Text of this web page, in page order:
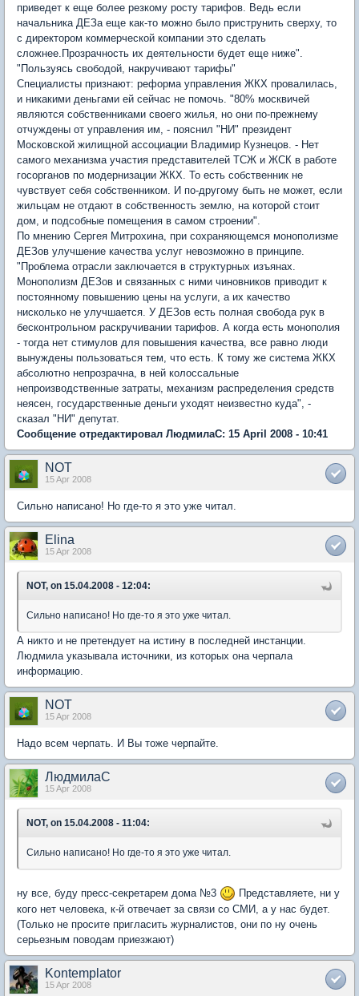
приведет к еще более резкому росту тарифов. Ведь если
начальника ДЕЗа еще как-то можно было приструнить сверху, то
с директором коммерческой компании это сделать
сложнее.Прозрачность их деятельности будет еще ниже".
"Пользуясь свободой, накручивают тарифы"
Специалисты признают: реформа управления ЖКХ провалилась,
и никакими деньгами ей сейчас не помочь. "80% москвичей
являются собственниками своего жилья, но они по-прежнему
отчуждены от управления им, - пояснил "НИ" президент
Московской жилищной ассоциации Владимир Кузнецов. - Нет
самого механизма участия представителей ТСЖ и ЖСК в работе
госорганов по модернизации ЖКХ. То есть собственник не
чувствует себя собственником. И по-другому быть не может, если
жильцам не отдают в собственность землю, на которой стоит
дом, и подсобные помещения в самом строении".
По мнению Сергея Митрохина, при сохраняющемся монополизме
ДЕЗов улучшение качества услуг невозможно в принципе.
"Проблема отрасли заключается в структурных изъянах.
Монополизм ДЕЗов и связанных с ними чиновников приводит к
постоянному повышению цены на услуги, а их качество
нисколько не улучшается. У ДЕЗов есть полная свобода рук в
бесконтрольном раскручивании тарифов. А когда есть монополия
- тогда нет стимулов для повышения качества, все равно люди
вынуждены пользоваться тем, что есть. К тому же система ЖКХ
абсолютно непрозрачна, в ней колоссальные
непроизводственные затраты, механизм распределения средств
неясен, государственные деньги уходят неизвестно куда", -
сказал "НИ" депутат.
Сообщение отредактировал ЛюдмилаС: 15 April 2008 - 10:41
NOT
15 Apr 2008
Сильно написано! Но где-то я это уже читал.
Elina
15 Apr 2008
NOT, on 15.04.2008 - 12:04:
Сильно написано! Но где-то я это уже читал.
А никто и не претендует на истину в последней инстанции.
Людмила указывала источники, из которых она черпала
информацию.
NOT
15 Apr 2008
Надо всем черпать. И Вы тоже черпайте.
ЛюдмилаС
15 Apr 2008
NOT, on 15.04.2008 - 11:04:
Сильно написано! Но где-то я это уже читал.
ну все, буду пресс-секретарем дома №3
Представляете, ни у
кого нет человека, к-й отвечает за связи со СМИ, а у нас будет.
(Только не просите пригласить журналистов, они по ну очень
серьезным поводам приезжают)
Kontemplator
15 Apr 2008